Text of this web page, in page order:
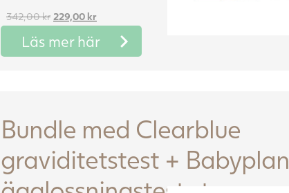
342,00kr Det
ursprungliga
priset
var:
229,00 kr
nuvarande
priset
är:
Läs mer här
Bundle med Clearblue
graviditetstest + Babyplan